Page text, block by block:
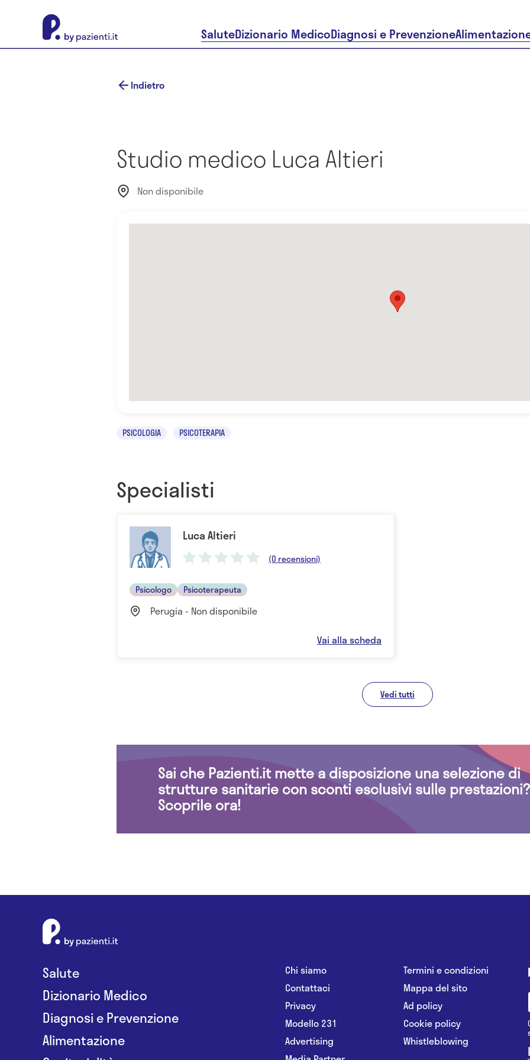
SaluteDizionario MedicoDiagnosi e Prevenzione
Indietro
Studio medico Luca Altieri
Non disponibile
PSICOLOGIA PSICOTERAPIA
Specialisti
Luca Altieri
(0 recensioni)
Psicologo Psicoterapeuta
Perugia - Non disponibile
Vai alla scheda
Vedi tutti
Sai che Pazienti.it mette a disposizione una selezione di
strutture sanitarie con sconti esclusivi sulle prestazioni?
Scoprile ora!
Salute
Dizionario Medico
Diagnosi e Prevenzione
Alimentazione
Chi siamo
Contattaci
Privacy
Modello 231
Advertising
Termini e condizioni
Mappa del sito
Ad policy
Cookie policy
Whistleblowing